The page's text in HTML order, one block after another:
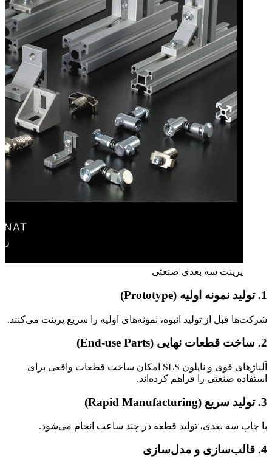
پرینت سه بعدی صنعتی
1. تولید نمونه اولیه (Prototype)
شرکت‌ها قبل از تولید انبوه، نمونه‌های اولیه را سریع پرینت می‌کنند.
2. ساخت قطعات نهایی (End-use Parts)
آلیاژهای قوی و نایلون SLS امکان ساخت قطعات واقعی برای
استفاده صنعتی را فراهم کرده‌اند.
3. تولید سریع (Rapid Manufacturing)
با چاپ سه‌ بعدی، تولید قطعه در چند ساعت انجام می‌شود.
4. قالب‌سازی و مدل‌سازی